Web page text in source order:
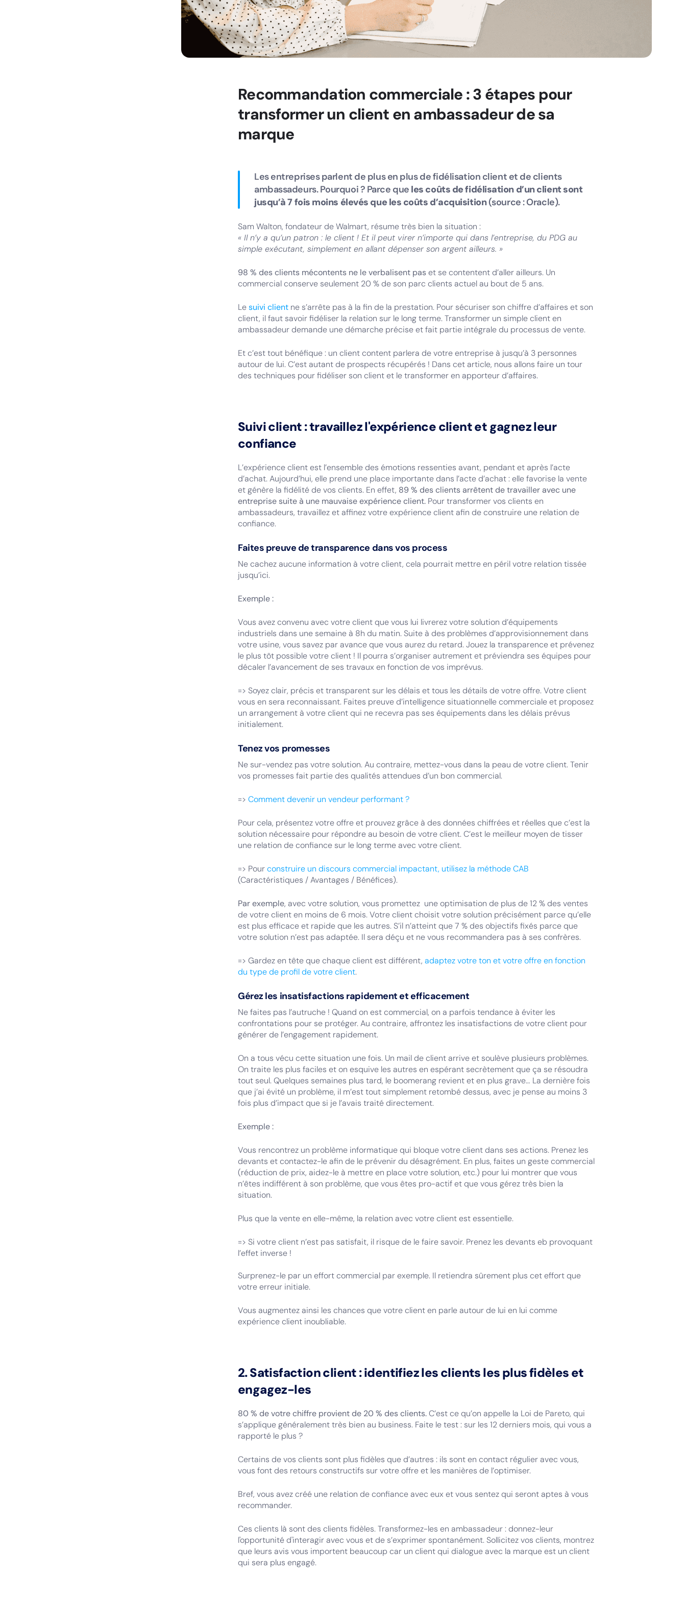
Recommandation commerciale : 3 étapes pour
transformer un client en ambassadeur de sa
marque
Les entreprises parlent de plus en plus de fidélisation client et de clients
ambassadeurs. Pourquoi ? Parce que les coûts de fidélisation d’un client sont
jusqu’à 7 fois moins élevés que les coûts d’acquisition(source : Oracle).
Sam Walton, fondateur de Walmart, résume très bien la situation :
« Il n’y a qu’un patron : le client ! Et il peut virer n’importe qui dans l’entreprise, du PDG au
simple exécutant, simplement en allant dépenser son argent ailleurs. »
98 % des clients mécontents ne le verbalisent paset se contentent d’aller ailleurs. Un
commercial conserve seulement 20 % de son parc clients actuel au bout de 5 ans.
Lesuivi client ne s’arrête pas à la fin de la prestation. Pour sécuriser son chiffre d’affaires et son
client, il faut savoir fidéliser la relation sur le long terme. Transformer un simple client en
ambassadeur demande une démarche précise et fait partie intégrale du processus de vente.
Et c’est tout bénéfique : un client content parlera de votre entreprise à jusqu’à 3 personnes
autour de lui. C’est autant de prospects récupérés ! Dans cet article, nous allons faire un tour
des techniques pour fidéliser son client et le transformer en apporteur d’affaires.
Suivi client : travaillez l'expérience client et gagnez leur
confiance
L’expérience client est l’ensemble des émotions ressenties avant, pendant et après l’acte
d’achat. Aujourd’hui, elle prend une place importante dans l’acte d’achat : elle favorise la vente
et génère la fidélité de vos clients. En effet, 89 % des clients arrêtent de travailler avec une
entreprise suite à une mauvaise expérience client. Pour transformer vos clients en
ambassadeurs, travaillez et affinez votre expérience client afin de construire une relation de
confiance.
Faites preuve de transparence dans vos process
Ne cachez aucune information à votre client, cela pourrait mettre en péril votre relation tissée
jusqu’ici.
Exemple :
Vous avez convenu avec votre client que vous lui livrerez votre solution d’équipements
industriels dans une semaine à 8h du matin. Suite à des problèmes d’approvisionnement dans
votre usine, vous savez par avance que vous aurez du retard. Jouez la transparence et prévenez
le plus tôt possible votre client ! Il pourra s’organiser autrement et préviendra ses équipes pour
décaler l’avancement de ses travaux en fonction de vos imprévus.
=> Soyez clair, précis et transparent sur les délais et tous les détails de votre offre. Votre client
vous en sera reconnaissant. Faites preuve d’intelligence situationnelle commerciale et proposez
un arrangement à votre client qui ne recevra pas ses équipements dans les délais prévus
initialement.
Tenez vos promesses
Ne sur-vendez pas votre solution. Au contraire, mettez-vous dans la peau de votre client. Tenir
vos promesses fait partie des qualités attendues d’un bon commercial.
=> Comment devenir un vendeur performant ?
Pour cela, présentez votre offre et prouvez grâce à des données chiffrées et réelles que c’est la
solution nécessaire pour répondre au besoin de votre client. C’est le meilleur moyen de tisser
une relation de confiance sur le long terme avec votre client.
=> Pourconstruire un discours commercial impactant, utilisez la méthode CAB
(Caractéristiques / Avantages / Bénéfices).
Par exemple, avec votre solution, vous promettez une optimisation de plus de 12 % des ventes
de votre client en moins de 6 mois. Votre client choisit votre solution précisément parce qu’elle
est plus efficace et rapide que les autres. S’il n’atteint que 7 % des objectifs fixés parce que
votre solution n’est pas adaptée. Il sera déçu et ne vous recommandera pas à ses confrères.
=> Gardez en tête que chaque client est différent, adaptez votre ton et votre offre en fonction
du type de profil de votre client.
Gérez les insatisfactions rapidement et efficacement
Ne faites pas l’autruche ! Quand on est commercial, on a parfois tendance à éviter les
confrontations pour se protéger. Au contraire, affrontez les insatisfactions de votre client pour
générer de l’engagement rapidement.
On a tous vécu cette situation une fois. Un mail de client arrive et soulève plusieurs problèmes.
On traite les plus faciles et on esquive les autres en espérant secrètement que ça se résoudra
tout seul. Quelques semaines plus tard, le boomerang revient et en plus grave… La dernière fois
que j’ai évité un problème, il m’est tout simplement retombé dessus, avec je pense au moins 3
fois plus d’impact que si je l’avais traité directement.
Exemple :
Vous rencontrez un problème informatique qui bloque votre client dans ses actions. Prenez les
devants et contactez-le afin de le prévenir du désagrément. En plus, faites un geste commercial
(réduction de prix, aidez-le à mettre en place votre solution, etc.) pour lui montrer que vous
n’êtes indifférent à son problème, que vous êtes pro-actif et que vous gérez très bien la
situation.
Plus que la vente en elle-même, la relation avec votre client est essentielle.
=> Si votre client n’est pas satisfait, il risque de le faire savoir. Prenez les devants eb provoquant
l’effet inverse !
Surprenez-le par un effort commercial par exemple. Il retiendra sûrement plus cet effort que
votre erreur initiale.
Vous augmentez ainsi les chances que votre client en parle autour de lui en lui comme
expérience client inoubliable.
2. Satisfaction client : identifiez les clients les plus fidèles et
engagez-les
80 % de votre chiffre provient de 20 % des clients.C’est ce qu’on appelle la Loi de Pareto, qui
s’applique généralement très bien au business. Faite le test : sur les 12 derniers mois, qui vous a
rapporté le plus ?
Certains de vos clients sont plus fidèles que d’autres : ils sont en contact régulier avec vous,
vous font des retours constructifs sur votre offre et les manières de l’optimiser.
Bref, vous avez créé une relation de confiance avec eux et vous sentez qui seront aptes à vous
recommander.
Ces clients là sont des clients fidèles. Transformez-les en ambassadeur : donnez-leur
l'opportunité d'interagir avec vous et de s’exprimer spontanément. Sollicitez vos clients, montrez
que leurs avis vous importent beaucoup car un client qui dialogue avec la marque est un client
qui sera plus engagé.